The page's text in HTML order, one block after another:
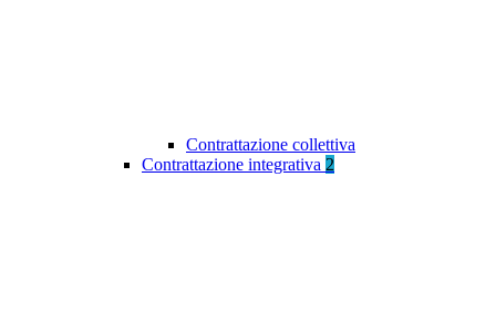
Contrattazione collettiva
Contrattazione integrativa 2